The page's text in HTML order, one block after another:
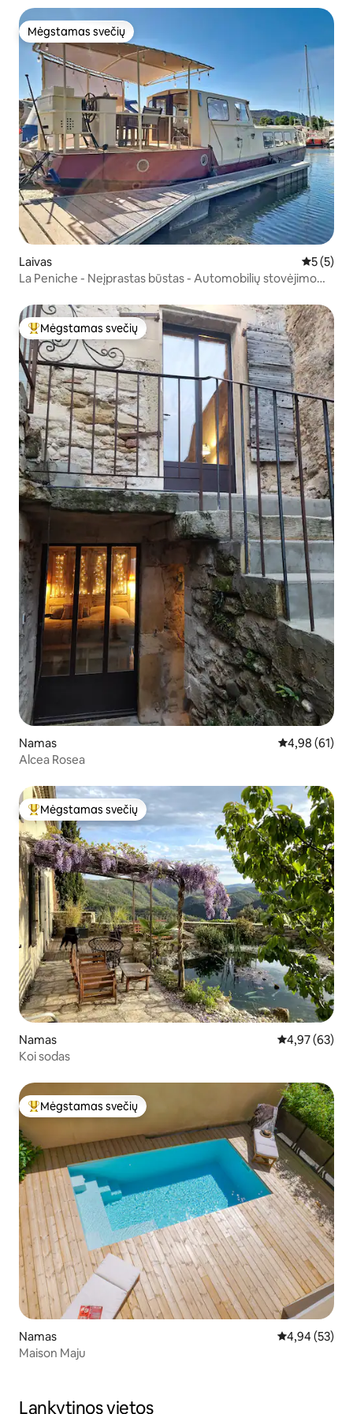
Mėgstamas svečių
Mėgstamas svečių
Laivas Vidutinis
5 (5)
La Peniche - Neįprastas būstas - Automobilių stovėjimo
Svečių mėgstamiausias
Mėgstamas svečių
Namas Vidutinis
4,98 (61)
Alcea Rosea
Svečių mėgstamiausias
Mėgstamas svečių
Namas Vidutinis
4,97 (63)
Koi sodas
Svečių mėgstamiausias
Mėgstamas svečių
Namas Vidutinis
4,94 (53)
Maison Maju
Lankytinos vietos